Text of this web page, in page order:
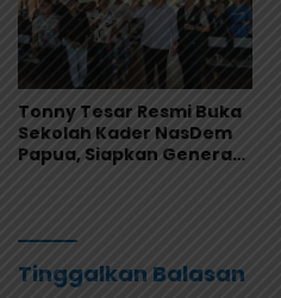
Tonny Tesar Resmi Buka
Sekolah Kader NasDem
Papua, Siapkan Generasi
Tinggalkan Balasan